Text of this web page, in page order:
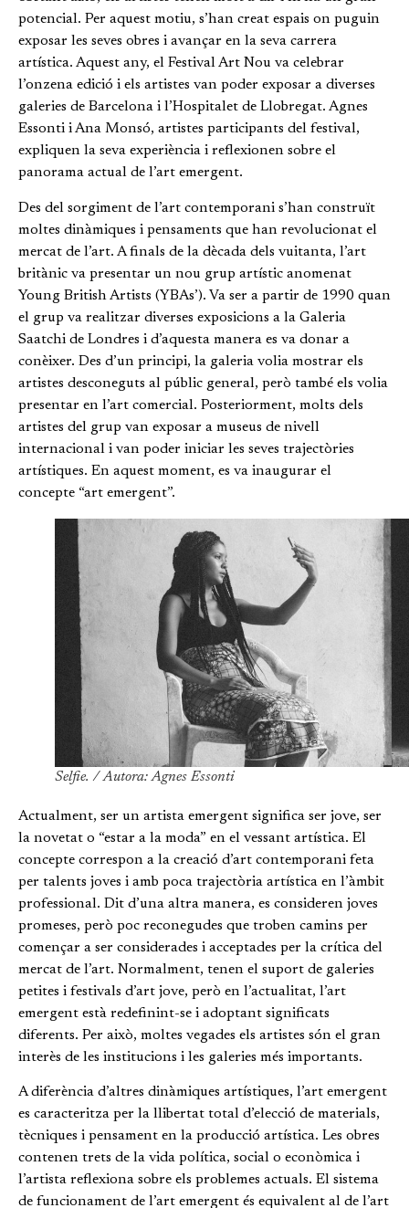
potencial. Per aquest motiu, s’han creat espais on puguin
exposar les seves obres i avançar en la seva carrera
artística. Aquest any, el Festival Art Nou va celebrar
l’onzena edició i els artistes van poder exposar a diverses
galeries de Barcelona i l’Hospitalet de Llobregat. Agnes
Essonti i Ana Monsó, artistes participants del festival,
expliquen la seva experiència i reflexionen sobre el
panorama actual de l’art emergent.
Des del sorgiment de l’art contemporani s’han construït
moltes dinàmiques i pensaments que han revolucionat el
mercat de l’art. A finals de la dècada dels vuitanta, l’art
britànic va presentar un nou grup artístic anomenat
Young British Artists (YBAs’). Va ser a partir de 1990 quan
el grup va realitzar diverses exposicions a la Galeria
Saatchi de Londres i d’aquesta manera es va donar a
conèixer. Des d’un principi, la galeria volia mostrar els
artistes desconeguts al públic general, però també els volia
presentar en l’art comercial. Posteriorment, molts dels
artistes del grup van exposar a museus de nivell
internacional i van poder iniciar les seves trajectòries
artístiques. En aquest moment, es va inaugurar el
concepte “art emergent”.
Selfie. / Autora: Agnes Essonti
Actualment, ser un artista emergent significa ser jove, ser
la novetat o “estar a la moda” en el vessant artística. El
concepte correspon a la creació d’art contemporani feta
per talents joves i amb poca trajectòria artística en l’àmbit
professional. Dit d’una altra manera, es consideren joves
promeses, però poc reconegudes que troben camins per
començar a ser considerades i acceptades per la crítica del
mercat de l’art. Normalment, tenen el suport de galeries
petites i festivals d’art jove, però en l’actualitat, l’art
emergent està redefinint-se i adoptant significats
diferents. Per això, moltes vegades els artistes són el gran
interès de les institucions i les galeries més importants.
A diferència d’altres dinàmiques artístiques, l’art emergent
es caracteritza per la llibertat total d’elecció de materials,
tècniques i pensament en la producció artística. Les obres
contenen trets de la vida política, social o econòmica i
l’artista reflexiona sobre els problemes actuals. El sistema
de funcionament de l’art emergent és equivalent al de l’art